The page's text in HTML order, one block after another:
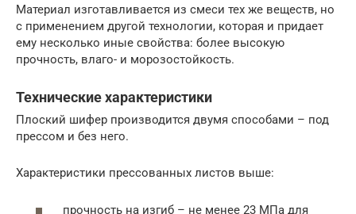
Материал изготавливается из смеси тех же веществ, но
с применением другой технологии, которая и придает
ему несколько иные свойства: более высокую
прочность, влаго- и морозостойкость.
Технические характеристики
Плоский шифер производится двумя способами – под
прессом и без него.
Характеристики прессованных листов выше:
прочность на изгиб – не менее 23 МПа для